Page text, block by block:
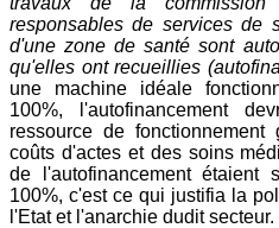
responsables de services de
d'une zone de santé sont
qu'elles ont recueillies
une machine idéale
100%, l'autofinancement
ressource de
coûts d'actes et des soins
de l'autofinancement étaient
100%, c'est ce qui justifia la
l'Etat et l'anarchie dudit secteur.